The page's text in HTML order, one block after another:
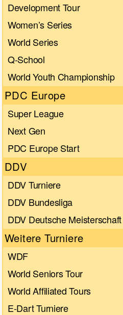
Development Tour
Women’s Series
World Series
Q-School
World Youth Championship
PDC Europe
Super League
Next Gen
PDC Europe Start
DDV
DDV Turniere
DDV Bundesliga
DDV Deutsche Meisterschaft
Weitere Turniere
WDF
World Seniors Tour
World Affiliated Tours
E-Dart Turniere